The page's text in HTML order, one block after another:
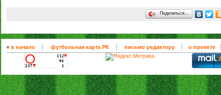
Поделиться…
« в начало футбольная карта РК письмо редактору о проекте